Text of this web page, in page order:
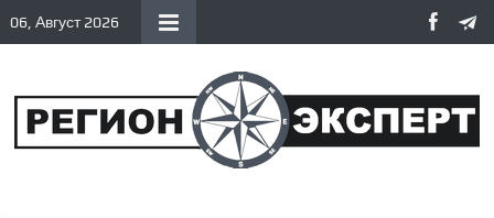
06, Август 2026